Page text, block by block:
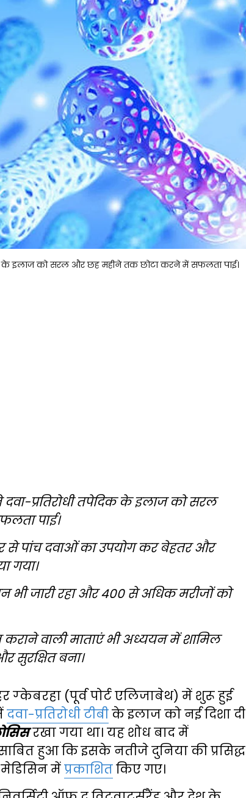
के इलाज को सरल और छह महीने तक छोटा करने में सफलता पाई।
दवा-प्रतिरोधी तपेदिक के इलाज को सरल
पाई।
से पांच दवाओं का उपयोग कर बेहतर और
गया।
भी जारी रहा और 400 से अधिक मरीजों को
वाली माताएं भी अध्ययन में शामिल
सुरक्षित बना।
ग्केबरहा (पूर्व पोर्ट एलिजाबेथ) में शुरू हुई
दवा-प्रतिरोधी टीबीके इलाज को नई दिशा दी
रखा गया था। यह शोध बाद में
हुआ कि इसके नतीजे दुनिया की प्रसिद्ध
मेंप्रकाशितकिए गए।